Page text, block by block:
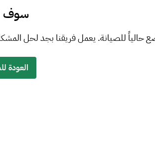
سوف
للصيانة. يعمل فريقنا بجد لحل
العودة